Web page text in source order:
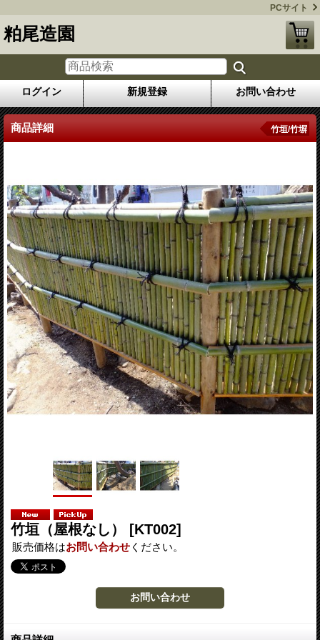
PCサイト
粕尾造園
ログイン 新規登録 お問い合わせ
商品詳細 竹垣/竹塀
竹垣（屋根なし） [KT002]
販売価格はお問い合わせ ください。